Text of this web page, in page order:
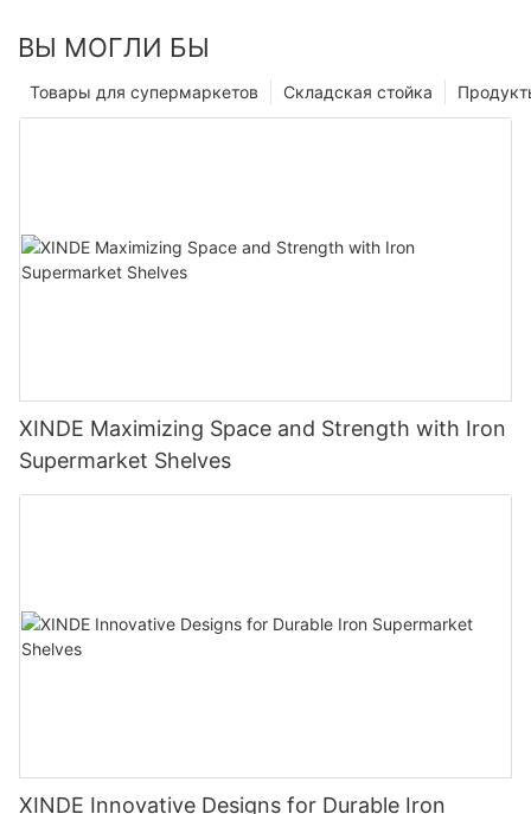
ВЫ МОГЛИ БЫ
Складская стойка
Товары для супермаркетов
XINDE Maximizing Space and Strength with Iron
Supermarket Shelves
XINDE Innovative Designs for Durable Iron